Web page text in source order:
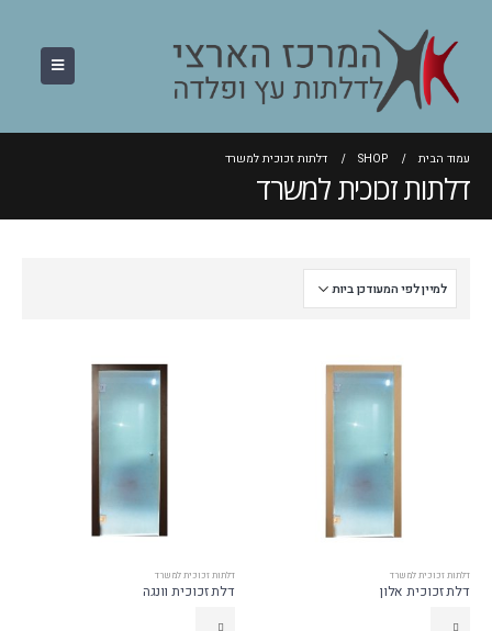
עמוד הבית SHOP דלתות זכוכית למשרד
דלתות זכוכית למשרד
דלתות זכוכית למשרד
דלת זכוכית אלון
דלתות זכוכית למשרד
דלת זכוכית וונגה